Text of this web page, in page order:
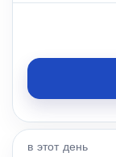
в этот день